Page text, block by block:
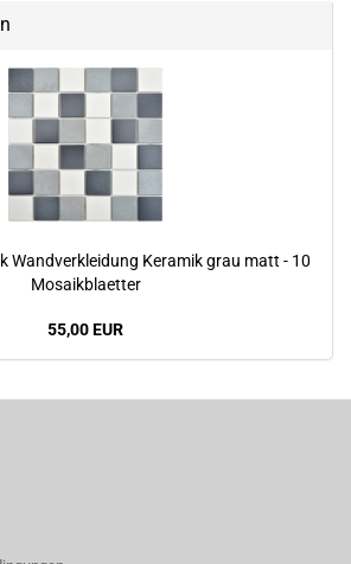
Wandverkleidung Keramik grau matt - 10
Mosaikblaetter
55,00 EUR